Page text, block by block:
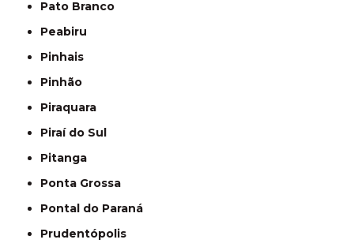
Pato Branco
Peabiru
Pinhais
Pinhão
Piraquara
Piraí do Sul
Pitanga
Ponta Grossa
Pontal do Paraná
Prudentópolis